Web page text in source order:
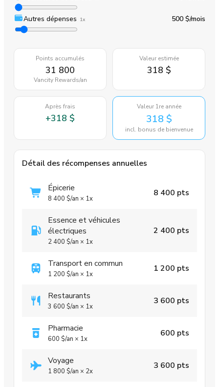
Autres dépenses 1x 500 $/mois
Points accumulés
31 800
Vancity Rewards/an
Valeur estimée
318 $
Après frais
+318 $
Valeur 1re année
318 $
incl. bonus de bienvenue
Détail des récompenses annuelles
Épicerie
8 400 $/an × 1x
8 400 pts
Essence et véhicules
électriques
2 400 $/an × 1x
2 400 pts
Transport en commun
1 200 $/an × 1x
1 200 pts
Restaurants
3 600 $/an × 1x
3 600 pts
Pharmacie
600 $/an × 1x
600 pts
Voyage
1 800 $/an × 2x
3 600 pts